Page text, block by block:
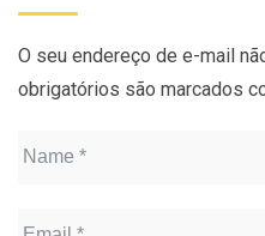
O seu endereço de e-mail
obrigatórios são marcados